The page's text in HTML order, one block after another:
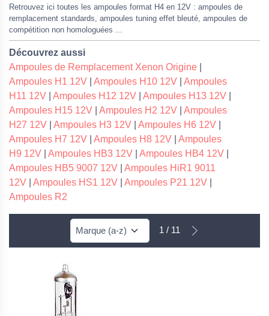
Retrouvez ici toutes les ampoules format H4 en 12V : ampoules de
remplacement standards, ampoules tuning effet bleuté, ampoules de
compétition non homologuées ...
Découvrez aussi
Ampoules de Remplacement Xenon Origine
Ampoules H1 12V
Ampoules H10 12V
Ampoules
H11 12V
Ampoules H12 12V Ampoules H13 12V
Ampoules H15 12V
Ampoules H2 12V
Ampoules
H27 12V
Ampoules H3 12V Ampoules H6 12V
Ampoules H7 12V
Ampoules H8 12V
Ampoules
H9 12V
Ampoules HB3 12V Ampoules HB4 12V
Ampoules HB5 9007 12V
Ampoules HiR1 9011
12V
Ampoules HS1 12V Ampoules P21 12V
Ampoules R2
1 / 11